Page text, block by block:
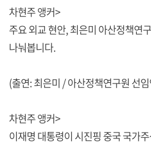
차현주 앵커>
주요 외교 현안, 최은미 아산정책연
나눠봅니다.
(출연: 최은미 / 아산정책연구원 선
차현주 앵커>
이재명 대통령이 시진핑 중국 국가